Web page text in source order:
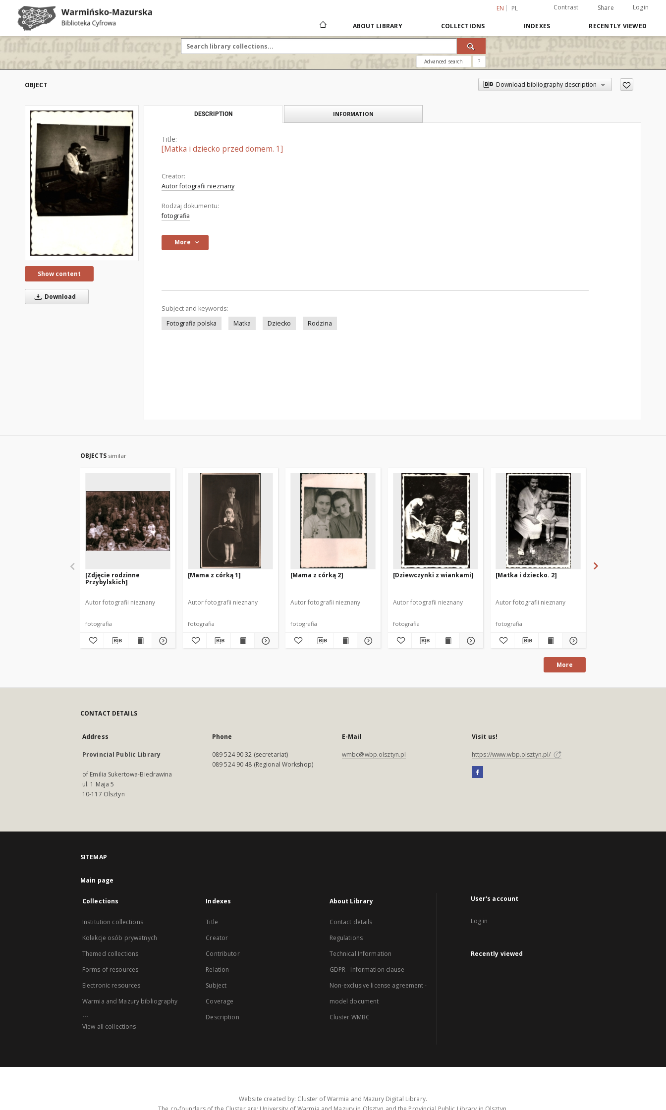
EN PL Contrast Share Login
ABOUT LIBRARY COLLECTIONS INDEXES RECENTLY VIEWED
Advanced search ?
OBJECT Download bibliography description
Show content
Download
DESCRIPTION INFORMATION
Title:
[Matka i dziecko przed domem. 1]
Creator:
Autor fotografii nieznany
Rodzaj dokumentu:
fotografia
More
Subject and keywords:
Fotografia polska
Matka Dziecko Rodzina
OBJECTS similar
[Zdjęcie rodzinne
Przybylskich]
Autor fotografii nieznany
fotografia
[Mama z córką 1]
Autor fotografii nieznany
fotografia
[Mama z córką 2]
Autor fotografii nieznany
fotografia
[Dziewczynki z wiankami]
Autor fotografii nieznany
fotografia
[Matka i dziecko. 2]
Autor fotografii nieznany
fotografia
More
CONTACT DETAILS
Address
Provincial Public Library
of Emilia Sukertowa-Biedrawina
ul. 1 Maja 5
10-117 Olsztyn
Phone
089 524 90 32 (secretariat)
089 524 90 48 (Regional Workshop)
E-Mail
wmbc@wbp.olsztyn.pl
Visit us!
https://www.wbp.olsztyn.pl/
SITEMAP
Main page
Collections
Institution collections
Kolekcje osób prywatnych
Themed collections
Forms of resources
Electronic resources
Warmia and Mazury bibliography
...
View all collections
Indexes
Title
Creator
Contributor
Relation
Subject
Coverage
Description
About Library
Contact details
Regulations
Technical Information
GDPR - Information clause
Non-exclusive license agreement -
model document
Cluster WMBC
User's account
Log in
Recently viewed
Website created by: Cluster of Warmia and Mazury Digital Library.